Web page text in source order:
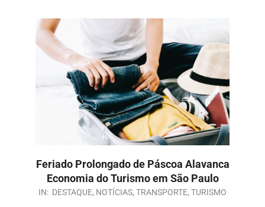
Feriado Prolongado de Páscoa Alavanca
Economia do Turismo em São Paulo
IN: DESTAQUE, NOTÍCIAS, TRANSPORTE, TURISMO